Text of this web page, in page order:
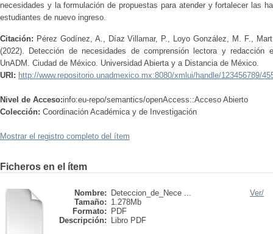
necesidades y la formulación de propuestas para atender y fortalecer las
estudiantes de nuevo ingreso.
Citación: Pérez Godínez, A., Díaz Villamar, P., Loyo González, M. F.,
(2022). Detección de necesidades de comprensión lectora y
UnADM. Ciudad de México. Universidad Abierta y a Distancia de México.
URI: http://www.repositorio.unadmexico.mx:8080/xmlui/handle/123456789/
Nivel de Acceso:info:eu-repo/semantics/openAccess::Acceso Abierto
Colección: Coordinación Académica y de Investigación
Mostrar el registro completo del ítem
Ficheros en el ítem
Nombre:
Deteccion_de_Nece ...
Tamaño: 1.278Mb
Formato:
PDF
Descripción:
Libro PDF
Ver/